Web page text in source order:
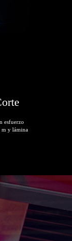
esfuerzo
m y lámina